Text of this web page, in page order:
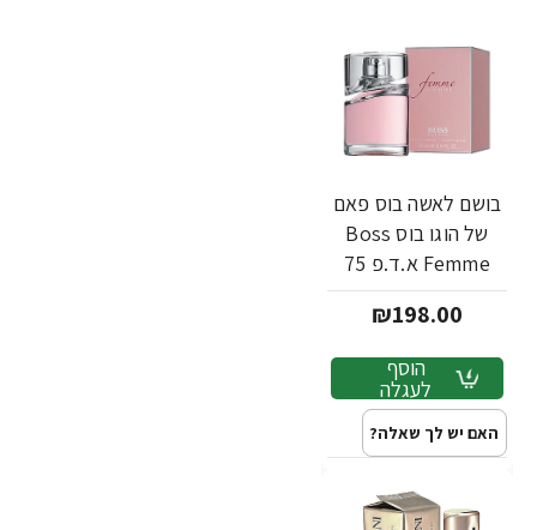
בושם לאשה בוס פאם
של הוגו בוס Boss
Femme א.ד.פ 75
מ"ל - מבית Hugo
Boss
₪198.00
הוסף
לעגלה
האם יש לך שאלה?